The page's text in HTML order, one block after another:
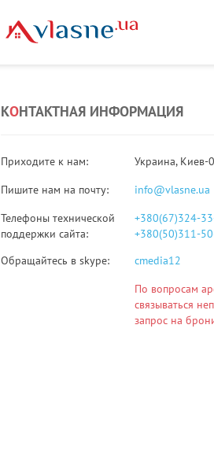
КОНТАКТНАЯ ИНФОРМАЦИЯ
Приходите к нам:
Украина, Киев-
Пишите нам на почту:
info@vlasne.ua
Телефоны технической
поддержки сайта:
+380(67)324-
+380(50)311-
Обращайтесь в skype:
cmedia12
По вопросам
связываться
запрос на